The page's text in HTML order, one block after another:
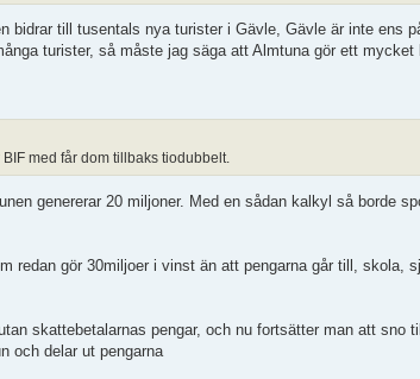
bidrar till tusentals nya turister i Gävle, Gävle är inte ens
turister, så måste jag säga att Almtuna gör ett mycket
med får dom tillbaks tiodubbelt.
genererar 20 miljoner. Med en sådan kalkyl så borde
gör 30miljoer i vinst än att pengarna går till, skola,
skattebetalarnas pengar, och nu fortsätter man att sno
och delar ut pengarna